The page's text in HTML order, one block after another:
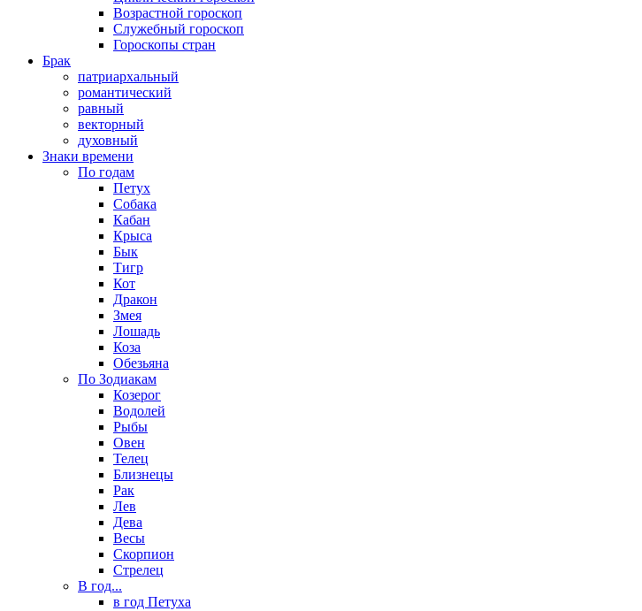
Возрастной гороскоп
Служебный гороскоп
Гороскопы стран
Брак
патриархальный
романтический
равный
векторный
духовный
Знаки времени
По годам
Петух
Собака
Кабан
Крыса
Бык
Тигр
Кот
Дракон
Змея
Лошадь
Коза
Обезьяна
По Зодиакам
Козерог
Водолей
Рыбы
Овен
Телец
Близнецы
Рак
Лев
Дева
Весы
Скорпион
Стрелец
В год...
в год Петуха